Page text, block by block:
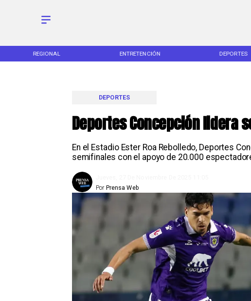
REGIONAL ENTRETENCIÓN DEPORTES
Deportes Concepción lidera
En el Estadio Ester Roa Rebolledo, Deportes
semifinales con el apoyo de 20.000
DEPORTES
Prensa Web
Por